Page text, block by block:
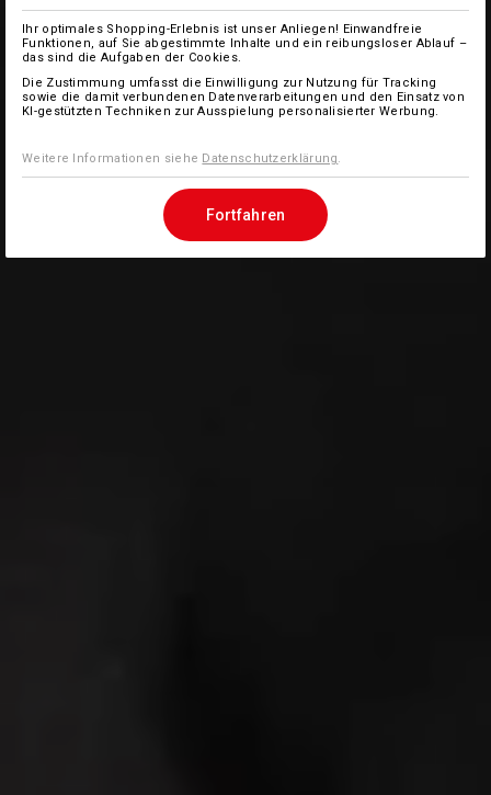
Ihr optimales Shopping-Erlebnis ist unser Anliegen! Einwandfreie
Funktionen, auf Sie abgestimmte Inhalte und ein reibungsloser Ablauf –
das sind die Aufgaben der Cookies.
Die Zustimmung umfasst die Einwilligung zur Nutzung für Tracking
sowie die damit verbundenen Datenverarbeitungen und den Einsatz von
KI-gestützten Techniken zur Ausspielung personalisierter Werbung.
Weitere Informationen siehe Datenschutzerklärung
Fortfahren